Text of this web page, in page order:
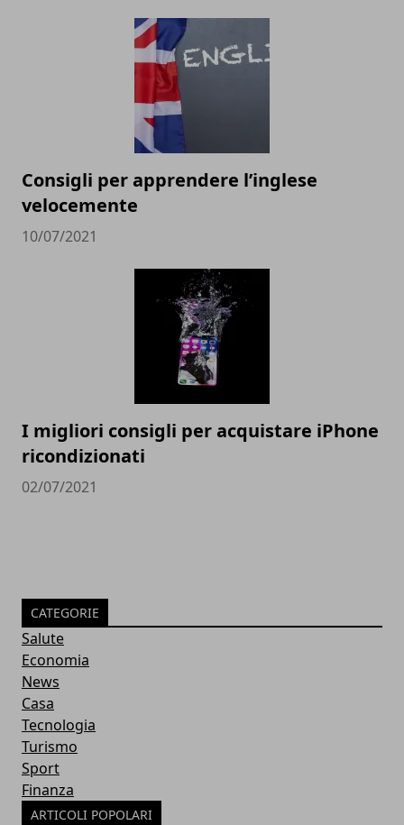
Consigli per apprendere l’inglese
velocemente
10/07/2021
I migliori consigli per acquistare iPhone
ricondizionati
02/07/2021
CATEGORIE
Salute
Economia
News
Casa
Tecnologia
Turismo
Sport
Finanza
ARTICOLI POPOLARI